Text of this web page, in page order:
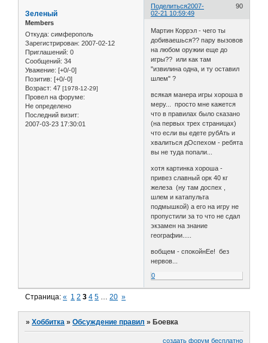
Поделиться 90
2007-
02-21 10:59:49
Зеленый
Members
Откуда: симферополь
Зарегистрирован: 2007-02-12
Приглашений: 0
Сообщений: 34
Уважение: [+0/-0]
Позитив: [+0/-0]
Возраст: 47 [1978-12-29]
Провел на форуме:
Не определено
Последний визит:
2007-03-23 17:30:01
Мартин Коррэл - чего ты
добиваешься?? пару вызовов
на любом оружии еще до
игры?? или как там
"извилина одна, и ту оставил
шлем" ?
всякая манера игры хороша в
меру... просто мне кажется
что в правилах было сказано
(на первых трех страницах)
что если вы едете рубАть и
хвалиться дОспехом - ребята
вы не туда попали...
хотя картинка хороша -
привез славный орк 40 кг
железа (ну там доспех ,
шлем и катапульта
подмышкой) а его на игру не
пропустили за то что не сдал
экзамен на знание
географии.....
вобщем - спокойнЕе! без
нервов...
0
Страница:« 1 2 3 4 5 … 20 »
»Хоббитка »Обсуждение правил » Боевка
создать форум бесплатно